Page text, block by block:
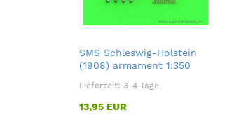
SMS Schleswig-Holstein
(1908) armament 1:350
Lieferzeit: 3-4 Tage
13,95 EUR